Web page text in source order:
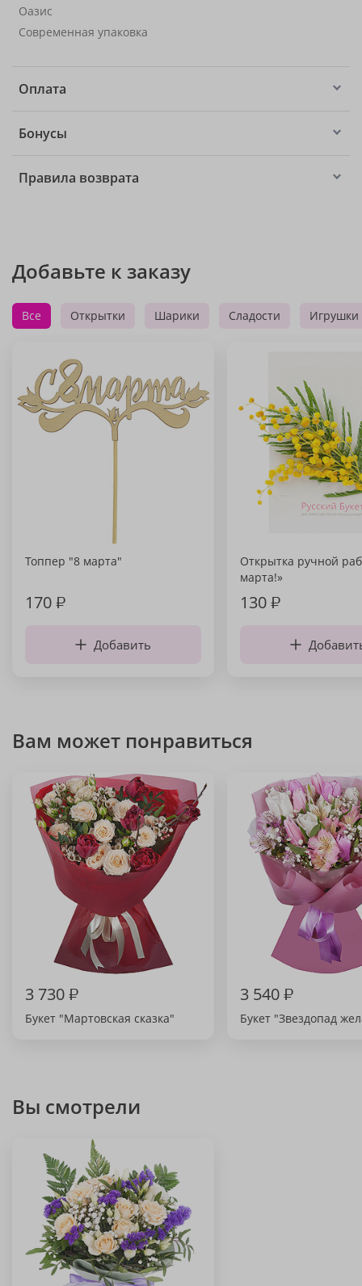
Оазис
Современная упаковка
Оплата
Бонусы
Правила возврата
Добавьте к заказу
Все Открытки Шарики Сладости Игрушки
Топпер "8 марта"
170₽
Добавить
Открытка ручной
марта!»
130₽
Вам может понравиться
3 730₽
Букет "Мартовская сказка"
3 540₽
Букет "Звездопад
Вы смотрели